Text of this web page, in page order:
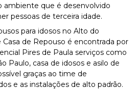
ambiente que é desenvolvido
pessoas de terceira idade.
para idosos no Alto do
Casa de Repouso é encontrada por
Pires de Paula serviços como
Paulo, casa de idosos e asilo de
graças ao time de
e as instalações de alto padrão.